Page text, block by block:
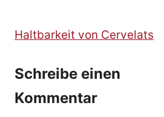
Haltbarkeit von Cervelats
Schreibe einen
Kommentar